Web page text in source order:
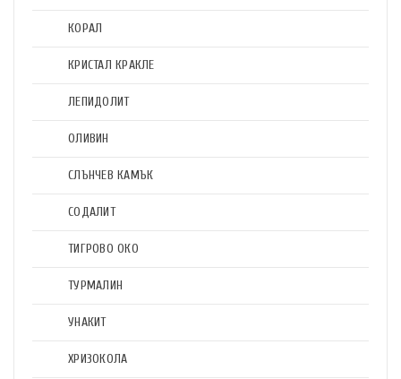
КОРАЛ
КРИСТАЛ КРАКЛЕ
ЛЕПИДОЛИТ
ОЛИВИН
СЛЪНЧЕВ КАМЪК
СОДАЛИТ
ТИГРОВО ОКО
ТУРМАЛИН
УНАКИТ
ХРИЗОКОЛА